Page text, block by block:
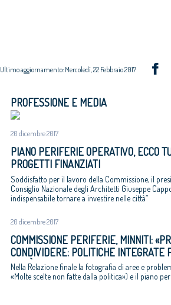
Ultimo aggiornamento: Mercoledì, 22 Febbraio 2017
PROFESSIONE E MEDIA
20 dicembre 2017
PIANO PERIFERIE OPERATIVO, ECCO
PROGETTI FINANZIATI
Soddisfatto per il lavoro della Commissione, il
Consiglio Nazionale degli Architetti Giuseppe
indispensabile tornare a investire nelle città”
20 dicembre 2017
COMMISSIONE PERIFERIE, MINNITI:
CONDIVIDERE: POLITICHE INTEGRATE
CITTÀ»
Nella Relazione finale la fotografia di aree e
«Molte scelte non fatte dalla politica») e il piano